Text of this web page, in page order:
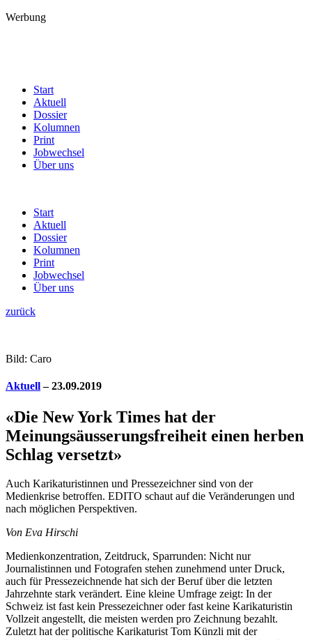
Werbung
Start
Aktuell
Dossier
Kolumnen
Print
Jobwechsel
Über uns
Start
Aktuell
Dossier
Kolumnen
Print
Jobwechsel
Über uns
zurück
Bild: Caro
Aktuell– 23.09.2019
«Die New York Times hat der
Meinungsäusserungsfreiheit einen herben
Schlag versetzt»
Auch Karikaturistinnen und Pressezeichner sind von der
Medienkrise betroffen. EDITO schaut auf die Veränderungen und
nach möglichen Perspektiven.
Von Eva Hirschi
Medienkonzentration, Zeitdruck, Sparrunden: Nicht nur
Journalistinnen und Fotografen stehen zunehmend unter Druck,
auch für Pressezeichnende hat sich der Beruf über die letzten
Jahrzehnte stark verändert. Eine kleine Umfrage zeigt: In der
Schweiz ist fast kein Pressezeichner oder fast keine Karikaturistin
Vollzeit angestellt, die meisten werden pro Zeichnung bezahlt.
Zuletzt hat der politische Karikaturist Tom Künzli mit der